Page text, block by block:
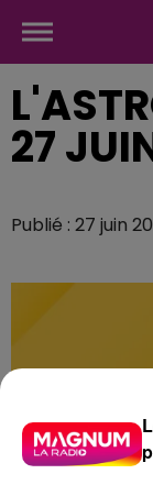
27
Publié : 27 juin